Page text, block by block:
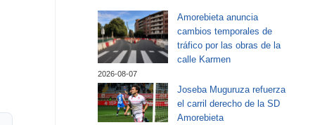
Amorebieta anuncia
cambios temporales de
tráfico por las obras de la
calle Karmen
2026-08-07
Joseba Muguruza refuerza
el carril derecho de la SD
Amorebieta